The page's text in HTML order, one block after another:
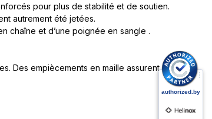
pour plus de stabilité et de soutien.
autrement été jetées.
chaîne et d’une poignée en sangle .
Des empiècements en maille assurent